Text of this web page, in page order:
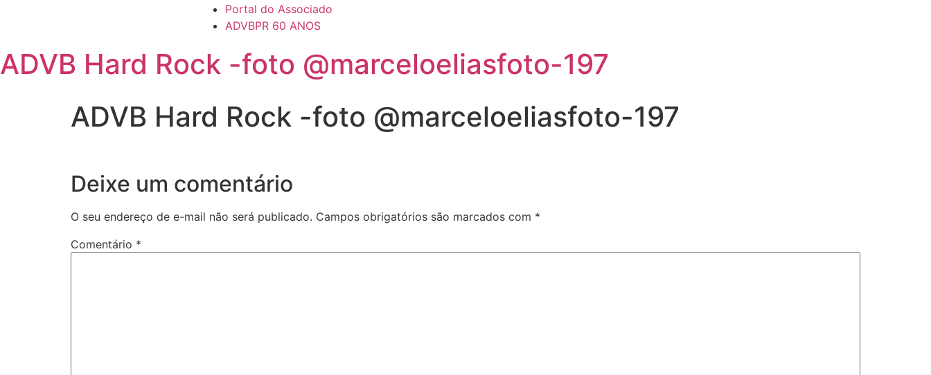
Portal do Associado
ADVBPR 60 ANOS
ADVB Hard Rock -foto @marceloeliasfoto-197
ADVB Hard Rock -foto @marceloeliasfoto-197
Deixe um comentário
O seu endereço de e-mail não será publicado. Campos obrigatórios são marcados com *
Comentário *